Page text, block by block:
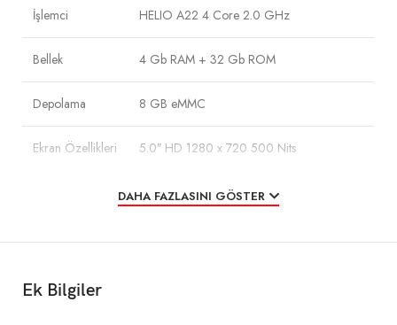
İşlemci HELIO A22 4 Core 2.0 GHz
Bellek 4 Gb RAM + 32 Gb ROM
Depolama 8 GB eMMC
Ekran Özellikleri 5.0″ HD 1280 x 720 500 Nits
800: 1 (yaz.)
Sensörler
DAHA FAZLASINI GÖSTER
Ek Bilgiler